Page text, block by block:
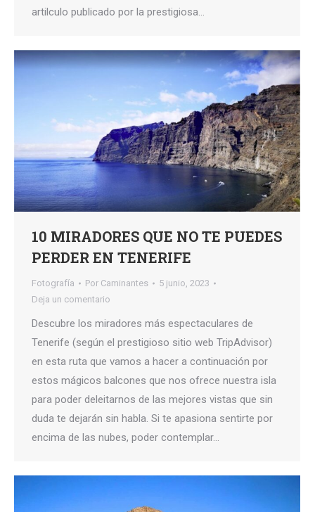
artilculo publicado por la prestigiosa…
10 MIRADORES QUE NO TE PUEDES
PERDER EN TENERIFE
Fotografía Por Caminantes
5 junio, 2023
Deja un comentario
Descubre los miradores más espectaculares de
Tenerife (según el prestigioso sitio web TripAdvisor)
en esta ruta que vamos a hacer a continuación por
estos mágicos balcones que nos ofrece nuestra isla
para poder deleitarnos de las mejores vistas que sin
duda te dejarán sin habla. Si te apasiona sentirte por
encima de las nubes, poder contemplar…